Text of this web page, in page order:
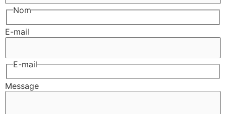
Nom
E-mail
E-mail
Message